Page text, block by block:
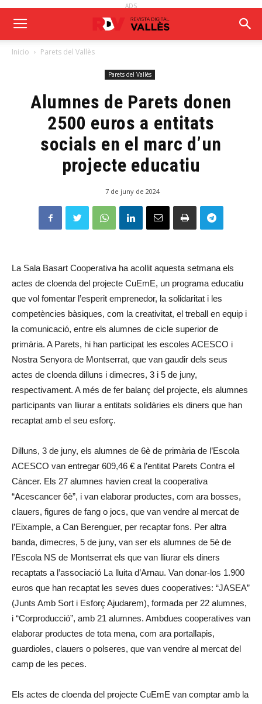
ADS
Inicio Parets del Vallès
Parets del Vallès
Alumnes de Parets donen
2500 euros a entitats
socials en el marc d’un
projecte educatiu
7 de juny de 2024
La Sala Basart Cooperativa ha acollit aquesta setmana els
actes de cloenda del projecte CuEmE, un programa educatiu
que vol fomentar l’esperit emprenedor, la solidaritat i les
competències bàsiques, com la creativitat, el treball en equip i
la comunicació, entre els alumnes de cicle superior de
primària. A Parets, hi han participat les escoles ACESCO i
Nostra Senyora de Montserrat, que van gaudir dels seus
actes de cloenda dilluns i dimecres, 3 i 5 de juny,
respectivament. A més de fer balanç del projecte, els alumnes
participants van lliurar a entitats solidàries els diners que han
recaptat amb el seu esforç.
Dilluns, 3 de juny, els alumnes de 6è de primària de l’Escola
ACESCO van entregar 609,46 € a l’entitat Parets Contra el
Càncer. Els 27 alumnes havien creat la cooperativa
“Acescancer 6è”, i van elaborar productes, com ara bosses,
clauers, figures de fang o jocs, que van vendre al mercat de
l’Eixample, a Can Berenguer, per recaptar fons. Per altra
banda, dimecres, 5 de juny, van ser els alumnes de 5è de
l’Escola NS de Montserrat els que van lliurar els diners
recaptats a l’associació La lluita d’Arnau. Van donar-los 1.900
euros que han recaptat les seves dues cooperatives: “JASEA”
(Junts Amb Sort i Esforç Ajudarem), formada per 22 alumnes,
i “Corproducció”, amb 21 alumnes. Ambdues cooperatives van
elaborar productes de tota mena, com ara portallapis,
guardioles, clauers o polseres, que van vendre al mercat del
camp de les peces.
Els actes de cloenda del projecte CuEmE van comptar amb la